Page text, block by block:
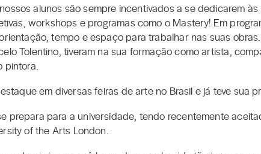
alunos são sempre incentivados a se dedicarem
workshops e programas como o Mastery! Em
tempo e espaço para trabalhar nas suas
Tolentino, tiveram na sua formação como artista,
pintora.
em diversas feiras de arte no Brasil e já teve sua
prepara para a universidade, tendo recentemente
of the Arts London.